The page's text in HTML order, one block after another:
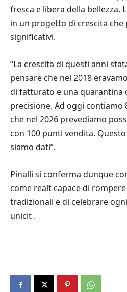
fresca e libera della bellezza.
in un progetto di crescita che
significativi.
“La crescita di questi anni
pensare che nel 2018
di fatturato e una quarantina
precisione. Ad oggi
che nel 2026 prevediamo
con 100 punti vendita.
siamo dati”.
Pinalli si conferma dunque
come realt capace di
tradizionali e di celebrare
unicit .